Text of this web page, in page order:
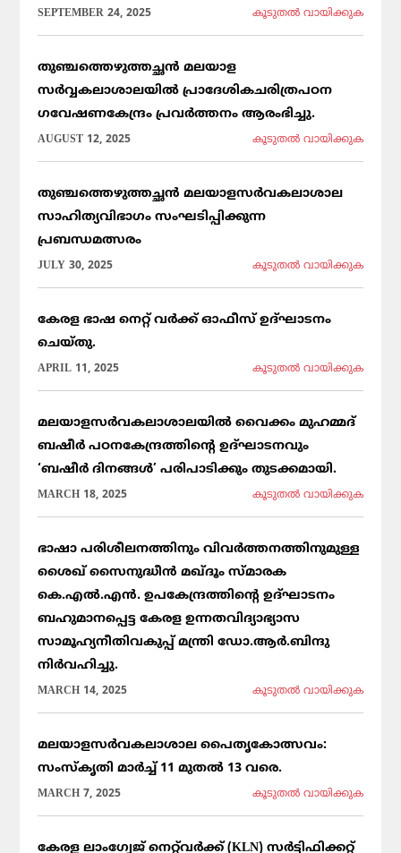
SEPTEMBER 24, 2025 കൂടുതല്‍ വായിക്കുക
തുഞ്ചത്തെഴുത്തച്ഛൻ മലയാള
സർവ്വകലാശാലയിൽ പ്രാദേശികചരിത്രപഠന
ഗവേഷണകേന്ദ്രം പ്രവർത്തനം ആരംഭിച്ചു.
AUGUST 12, 2025 കൂടുതല്‍ വായിക്കുക
തുഞ്ചത്തെഴുത്തച്ഛൻ മലയാളസർവകലാശാല
സാഹിത്യവിഭാഗം സംഘടിപ്പിക്കുന്ന
പ്രബന്ധമത്സരം
JULY 30, 2025 കൂടുതല്‍ വായിക്കുക
കേരള ഭാഷ നെറ്റ് വർക്ക് ഓഫീസ് ഉദ്ഘാടനം
ചെയ്തു.
APRIL 11, 2025 കൂടുതല്‍ വായിക്കുക
മലയാളസർവകലാശാലയിൽ വൈക്കം മുഹമ്മദ്
ബഷീർ പഠനകേന്ദ്രത്തിന്റെ ഉദ്ഘാടനവും
‘ബഷീർ ദിനങ്ങൾ’ പരിപാടിക്കും തുടക്കമായി.
MARCH 18, 2025 കൂടുതല്‍ വായിക്കുക
ഭാഷാ പരിശീലനത്തിനും വിവർത്തനത്തിനുമുള്ള
ശൈഖ് സൈനുദ്ധീൻ മഖ്ദൂം സ്മാരക
കെ.എൽ.എൻ. ഉപകേന്ദ്രത്തിന്റെ ഉദ്ഘാടനം
ബഹുമാനപ്പെട്ട കേരള ഉന്നതവിദ്യാഭ്യാസ
സാമൂഹ്യനീതിവകുപ്പ് മന്ത്രി ഡോ.ആർ.ബിന്ദു
നിർവഹിച്ചു.
MARCH 14, 2025 കൂടുതല്‍ വായിക്കുക
മലയാളസർവകലാശാല പൈതൃകോത്സവം:
സംസ്കൃതി മാർച്ച് 11 മുതൽ 13 വരെ.
MARCH 7, 2025 കൂടുതല്‍ വായിക്കുക
കേരള ലാംഗ്വേജ് നെറ്റ്‌വർക്ക് (KLN) സർട്ടിഫിക്കറ്റ്